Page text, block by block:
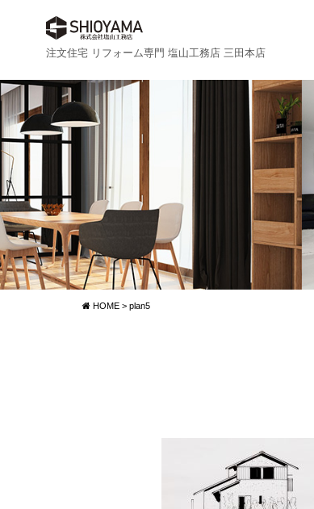
注文住宅 リフォーム専門 塩山工務店 三田本店
HOME > plan5